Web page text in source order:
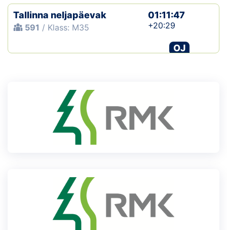
Tallinna neljapäevak
591 / Klass: M35
01:11:47
+20:29
OJ